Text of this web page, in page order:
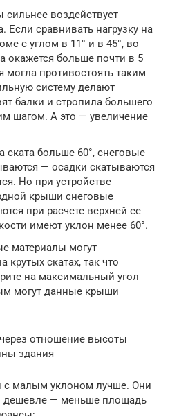
воздействует
Если сравнивать нагрузку на
с углом в 11° и в 45°, во
окажется больше почти в 5
могла противостоять таким
систему делают
балки и стропила большего
шагом. А это — увеличение
ската больше 60°, снеговые
— осадки скатываются
Но при устройстве
крыши снеговые
при расчете верхней ее
имеют уклон менее 60°.
материалы могут
крутых скатах, так что
на максимальный угол
могут данные крыши
отношение высоты
здания
с малым уклоном лучше. Они
дешевле — меньше площадь